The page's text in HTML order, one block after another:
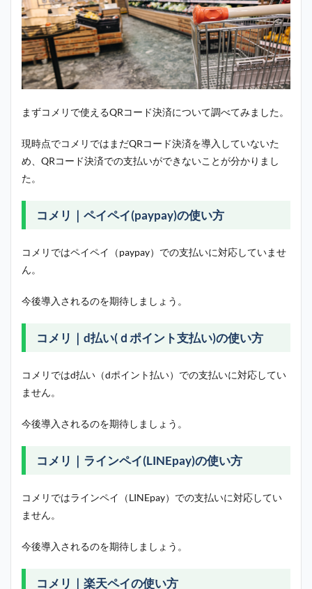
まずコメリで使えるQRコード決済について調べてみました。
現時点でコメリではまだQRコード決済を導入していないた
め、QRコード決済での支払いができないことが分かりまし
た。
コメリ｜ペイペイ(paypay)の使い方
コメリではペイペイ（paypay）での支払いに対応していませ
ん。
今後導入されるのを期待しましょう。
コメリ｜d払い(ｄポイント支払い)の使い方
コメリではd払い（dポイント払い）での支払いに対応してい
ません。
今後導入されるのを期待しましょう。
コメリ｜ラインペイ(LINEpay)の使い方
コメリではラインペイ（LINEpay）での支払いに対応してい
ません。
今後導入されるのを期待しましょう。
コメリ｜楽天ペイの使い方